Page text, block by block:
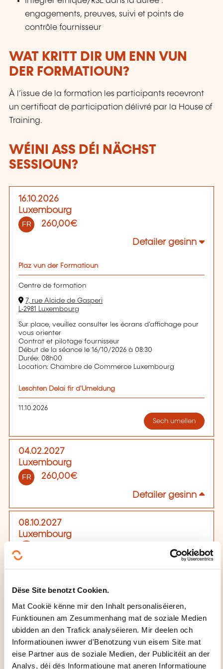
Dëse Site benotzt Cookien.
Mat Cookië kënne mir den Inhalt personaliséieren,
Funktiounen am Zesummenhang mat de soziale Medien
ubidden an den Trafick analyséieren. Mir deelen och
Informatiounen iwwer d'Benotzung vun eisem Site mat
eise Partner aus de soziale Medien, der Publicitéit an der
Analys, déi dës Informatioune mat aneren Informatioune
engagements, preuves, suivi et points de
contrôle fournisseur
WAT KRITT DIR UM ENN VUN
DER FORMATIOUN?
À l’issue de la formation les participants recevront
un certificat de participation délivré par la House of
Training.
WÉINI ASS DÉI NÄCHST
SESSIOUN?
16.10.2026
Luxembourg
FR 260,00€
Detailer gesinn
Plaz vun der Formatioun
Centre de formation
7, rue Alcide de Gasperi
L-2981 Luxembourg
Sur place, veuillez consulter les écrans d'affichage pour
vous orienter
Contrat et pilotage fournisseur
Début de la séance le 16/10/2026 à 08:30
Durée: 08h00
Location: Chambre de Commerce Luxembourg
Leschten Delai fir d'Umeldung
11.10.2026
Sech umellen
04.02.2027
Luxembourg
FR 260,00€
Detailer gesinn
08.10.2027
Luxembourg
Detailer gesinn